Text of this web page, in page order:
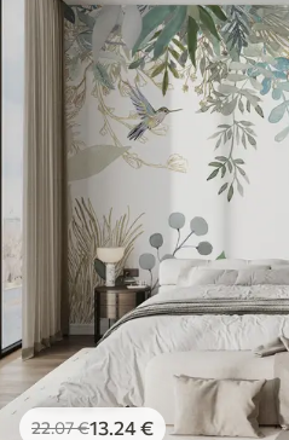
22.07€13 .24€